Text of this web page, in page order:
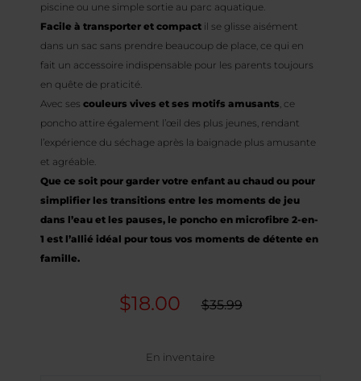
piscine ou une simple sortie au parc aquatique.
Facile à transporter et compact il se glisse aisément
dans un sac sans prendre beaucoup de place, ce qui en
fait un accessoire indispensable pour les parents toujours
en quête de praticité.
Avec ses couleurs vives et ses motifs amusants, ce
poncho attire également l’œil des plus jeunes, rendant
l’expérience du séchage après la baignade plus amusante
et agréable.
Que ce soit pour garder votre enfant au chaud ou pour
simplifier les transitions entre les moments de jeu
dans l’eau et les pauses, le poncho en microfibre 2-en-
1 est l’allié idéal pour tous vos moments de détente en
famille.
Le
initial
$35.99
$18.00
En inventaire